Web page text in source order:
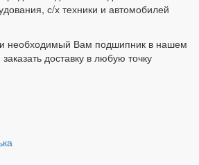
с/х техники и автомобилей
необходимый Вам подшипник в нашем
доставку в любую точку